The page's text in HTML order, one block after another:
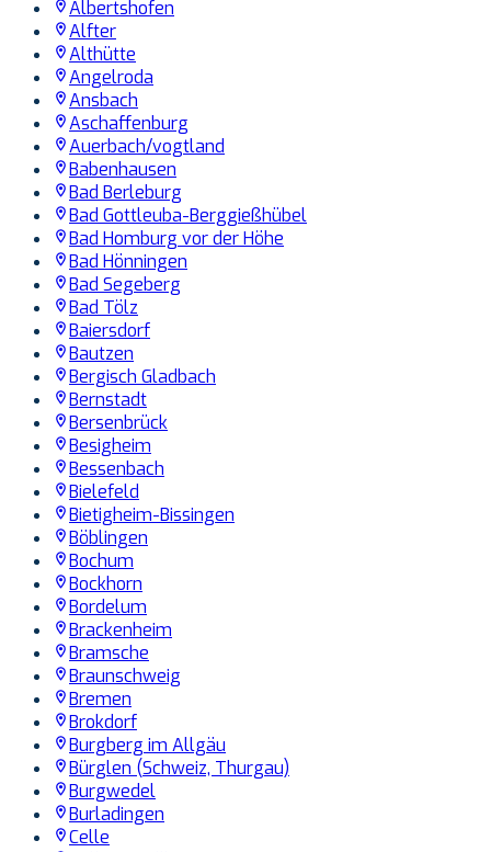
Albertshofen
Alfter
Althütte
Angelroda
Ansbach
Aschaffenburg
Auerbach/vogtland
Babenhausen
Bad Berleburg
Bad Gottleuba-Berggießhübel
Bad Homburg vor der Höhe
Bad Hönningen
Bad Segeberg
Bad Tölz
Baiersdorf
Bautzen
Bergisch Gladbach
Bernstadt
Bersenbrück
Besigheim
Bessenbach
Bielefeld
Bietigheim-Bissingen
Böblingen
Bochum
Bockhorn
Bordelum
Brackenheim
Bramsche
Braunschweig
Bremen
Brokdorf
Burgberg im Allgäu
Bürglen (Schweiz, Thurgau)
Burgwedel
Burladingen
Celle